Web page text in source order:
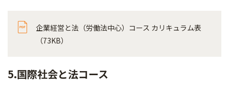
企業経営と法（労働法中心）コース カリキュラム表
（73KB）
5.国際社会と法コース